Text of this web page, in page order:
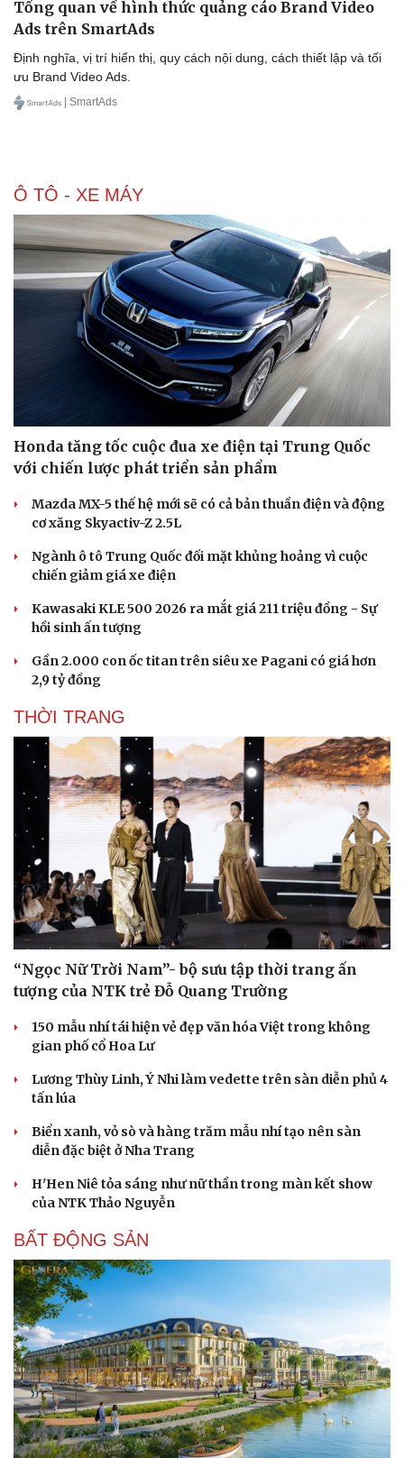
Doanh nghiệp
Thông tin doanh nghiệp
Sức khỏe
Dinh dưỡng - món ngon
Cây thuốc
Sản phụ khoa
Nhi khoa
Nam khoa
Đời sống
Nhà đẹp
Blog
Tình yêu - Gia đình
Tổng quan về hình thức quảng cáo Brand Video
Ads trên SmartAds
Định nghĩa, vị trí hiển thị, quy cách nội dung, cách thiết lập và tối
ưu Brand Video Ads.
| SmartAds
Ô TÔ - XE MÁY
Honda tăng tốc cuộc đua xe điện tại Trung Quốc
với chiến lược phát triển sản phẩm
Mazda MX-5 thế hệ mới sẽ có cả bản thuần điện và động
cơ xăng Skyactiv-Z 2.5L
Ngành ô tô Trung Quốc đối mặt khủng hoảng vì cuộc
chiến giảm giá xe điện
Kawasaki KLE 500 2026 ra mắt giá 211 triệu đồng - Sự
hồi sinh ấn tượng
Gần 2.000 con ốc titan trên siêu xe Pagani có giá hơn
2,9 tỷ đồng
THỜI TRANG
“Ngọc Nữ Trời Nam”- bộ sưu tập thời trang ấn
tượng của NTK trẻ Đỗ Quang Trường
150 mẫu nhí tái hiện vẻ đẹp văn hóa Việt trong không
gian phố cổ Hoa Lư
Lương Thùy Linh, Ý Nhi làm vedette trên sàn diễn phủ 4
tấn lúa
Biển xanh, vỏ sò và hàng trăm mẫu nhí tạo nên sàn
diễn đặc biệt ở Nha Trang
H'Hen Niê tỏa sáng như nữ thần trong màn kết show
của NTK Thảo Nguyễn
BẤT ĐỘNG SẢN